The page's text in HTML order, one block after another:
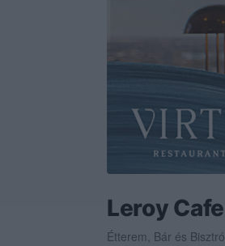
Leroy Cafe
Étterem, Bár és Bisztró